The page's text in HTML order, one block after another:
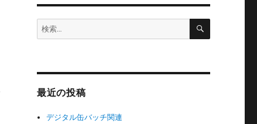
検
索:
検
最近の投稿
デジタル缶バッチ関連